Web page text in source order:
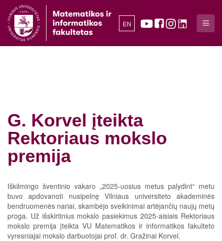
EN
G. Korvel įteikta
Rektoriaus mokslo
premija
Iškilmingo šventinio vakaro „2025-uosius metus palydint“ metu
buvo apdovanoti nusipelnę Vilniaus universiteto akademinės
bendruomenės nariai, skambėjo sveikinimai artėjančių naujų metų
proga. Už išskirtinius mokslo pasiekimus 2025-aisiais Rektoriaus
mokslo premija įteikta VU Matematikos ir informatikos fakulteto
vyresniajai mokslo darbuotojai prof. dr. Gražinai Korvel.